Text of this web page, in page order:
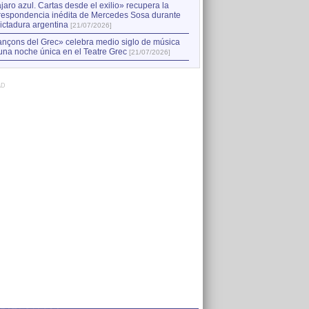
azul. Cartas desde el exilio» recupera la
inédita de Mercedes Sosa durante
argentina [21/07/2026]
del Grec» celebra medio siglo de música
noche única en el Teatre Grec [21/07/2026]